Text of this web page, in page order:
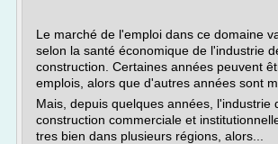
Le marché de l'emploi dans ce domaine
selon la santé économique de l'industrie
construction. Certaines années peuvent
emplois, alors que d'autres années sont
Mais, depuis quelques années, l'industrie
construction commerciale et
tres bien dans plusieurs régions, alors...